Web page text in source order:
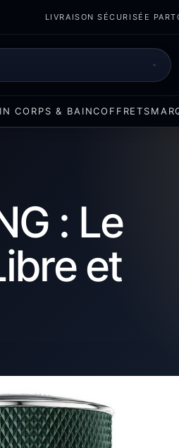
LIVRAISON SÉCURISÉE
CORPS & BAINCOFFRETS
: Le
et